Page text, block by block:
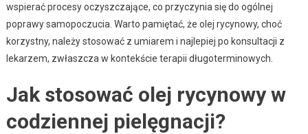
wspierać procesy oczyszczające, co przyczynia się do ogólnej
poprawy samopoczucia. Warto pamiętać, że olej rycynowy, choć
korzystny, należy stosować z umiarem i najlepiej po konsultacji z
lekarzem, zwłaszcza w kontekście terapii długoterminowych.
Jak stosować olej rycynowy w
codziennej pielęgnacji?